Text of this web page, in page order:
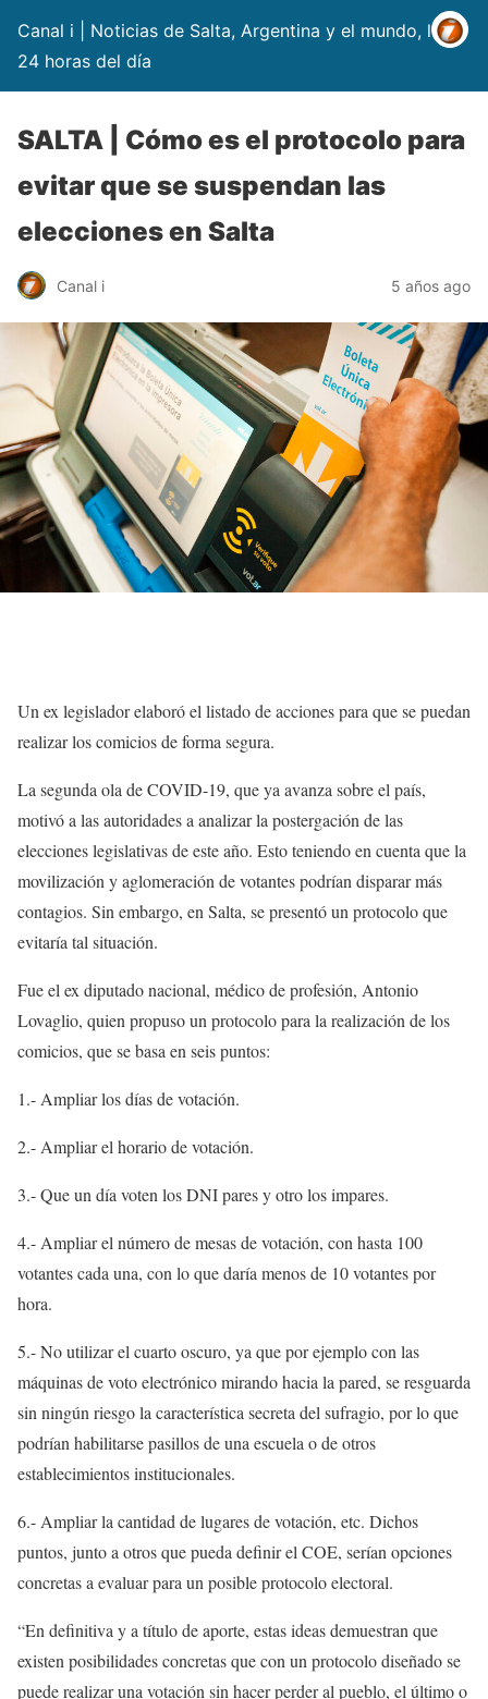
Canal i | Noticias de Salta, Argentina y el mundo, las
24 horas del día
SALTA | Cómo es el protocolo para
evitar que se suspendan las
elecciones en Salta
Canal i 5 años ago
Un ex legislador elaboró el listado de acciones para que se puedan
realizar los comicios de forma segura.
La segunda ola de COVID-19, que ya avanza sobre el país,
motivó a las autoridades a analizar la postergación de las
elecciones legislativas de este año. Esto teniendo en cuenta que la
movilización y aglomeración de votantes podrían disparar más
contagios. Sin embargo, en Salta, se presentó un protocolo que
evitaría tal situación.
Fue el ex diputado nacional, médico de profesión, Antonio
Lovaglio, quien propuso un protocolo para la realización de los
comicios, que se basa en seis puntos:
1.- Ampliar los días de votación.
2.- Ampliar el horario de votación.
3.- Que un día voten los DNI pares y otro los impares.
4.- Ampliar el número de mesas de votación, con hasta 100
votantes cada una, con lo que daría menos de 10 votantes por
hora.
5.- No utilizar el cuarto oscuro, ya que por ejemplo con las
máquinas de voto electrónico mirando hacia la pared, se resguarda
sin ningún riesgo la característica secreta del sufragio, por lo que
podrían habilitarse pasillos de una escuela o de otros
establecimientos institucionales.
6.- Ampliar la cantidad de lugares de votación, etc. Dichos
puntos, junto a otros que pueda definir el COE, serían opciones
concretas a evaluar para un posible protocolo electoral.
“En definitiva y a título de aporte, estas ideas demuestran que
existen posibilidades concretas que con un protocolo diseñado se
puede realizar una votación sin hacer perder al pueblo, el último o